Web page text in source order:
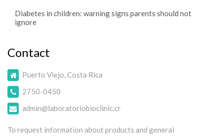
Diabetes in children: warning signs parents should not
ignore
Contact
Puerto Viejo, Costa Rica
2750-0450
admin@laboratoriobioclinic.cr
To request information about products and general